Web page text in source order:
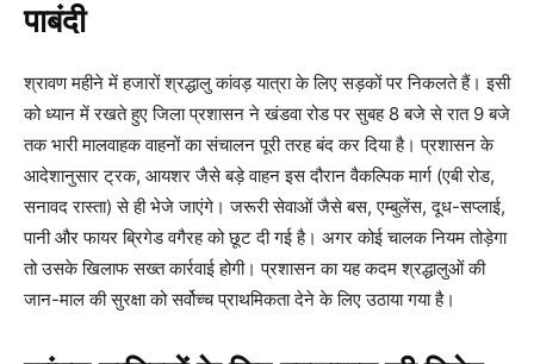
पाबंदी
श्रावण महीने में हजारों श्रद्धालु कांवड़ यात्रा के लिए सड़कों पर निकलते हैं। इसी
को ध्यान में रखते हुए जिला प्रशासन ने खंडवा रोड पर सुबह 8 बजे से रात 9 बजे
तक भारी मालवाहक वाहनों का संचालन पूरी तरह बंद कर दिया है। प्रशासन के
आदेशानुसार ट्रक, आयशर जैसे बड़े वाहन इस दौरान वैकल्पिक मार्ग (एबी रोड,
सनावद रास्ता) से ही भेजे जाएंगे। जरूरी सेवाओं जैसे बस, एम्बुलेंस, दूध-सप्लाई,
पानी और फायर ब्रिगेड वगैरह को छूट दी गई है। अगर कोई चालक नियम तोड़ेगा
तो उसके खिलाफ सख्त कार्रवाई होगी। प्रशासन का यह कदम श्रद्धालुओं की
जान-माल की सुरक्षा को सर्वोच्च प्राथमिकता देने के लिए उठाया गया है।